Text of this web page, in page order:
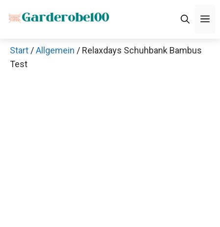
Inhalt
Start /Allgemein / Relaxdays Schuhbank Bambus
Test